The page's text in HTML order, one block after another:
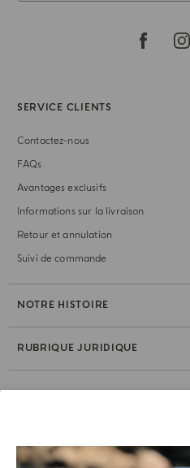
SERVICE CLIENTS
Contactez-nous
FAQs
Avantages exclusifs
Informations sur la livraison
Retour et annulation
Suivi de commande
NOTRE HISTOIRE
RUBRIQUE JURIDIQUE